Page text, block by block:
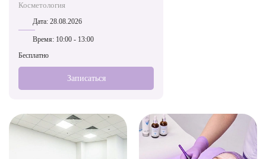
Косметология
Дата: 28.08.2026
Время: 10:00 - 13:00
Бесплатно
Записаться